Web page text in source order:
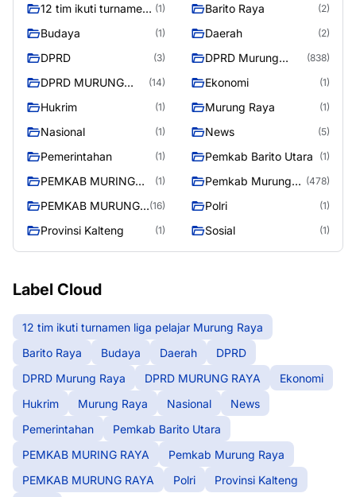
12 tim ikuti turnamen
Raya
(1) Barito Raya (2)
Budaya (1) Daerah (2)
DPRD (3)
DPRD Murung
(838)
DPRD MURUNG
(14) Ekonomi (1)
Hukrim (1) Murung Raya (1)
Nasional (1) News (5)
Pemerintahan (1) Pemkab Barito Utara (1)
PEMKAB MURING
(1)
Pemkab Murung
(478)
PEMKAB MURUNG
(16) Polri (1)
Provinsi Kalteng (1) Sosial (1)
Label Cloud
12 tim ikuti turnamen liga pelajar Murung Raya
Barito Raya
Budaya Daerah
DPRD
DPRD Murung Raya
DPRD MURUNG RAYA
Ekonomi
Hukrim
Murung Raya Nasional
News
Pemerintahan
Pemkab Barito Utara
PEMKAB MURING RAYA
Pemkab Murung Raya
PEMKAB MURUNG RAYA
Polri
Provinsi Kalteng